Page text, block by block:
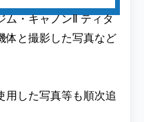
ム・キャノンⅡ ティタ
体と撮影した写真など
用した写真等も順次追